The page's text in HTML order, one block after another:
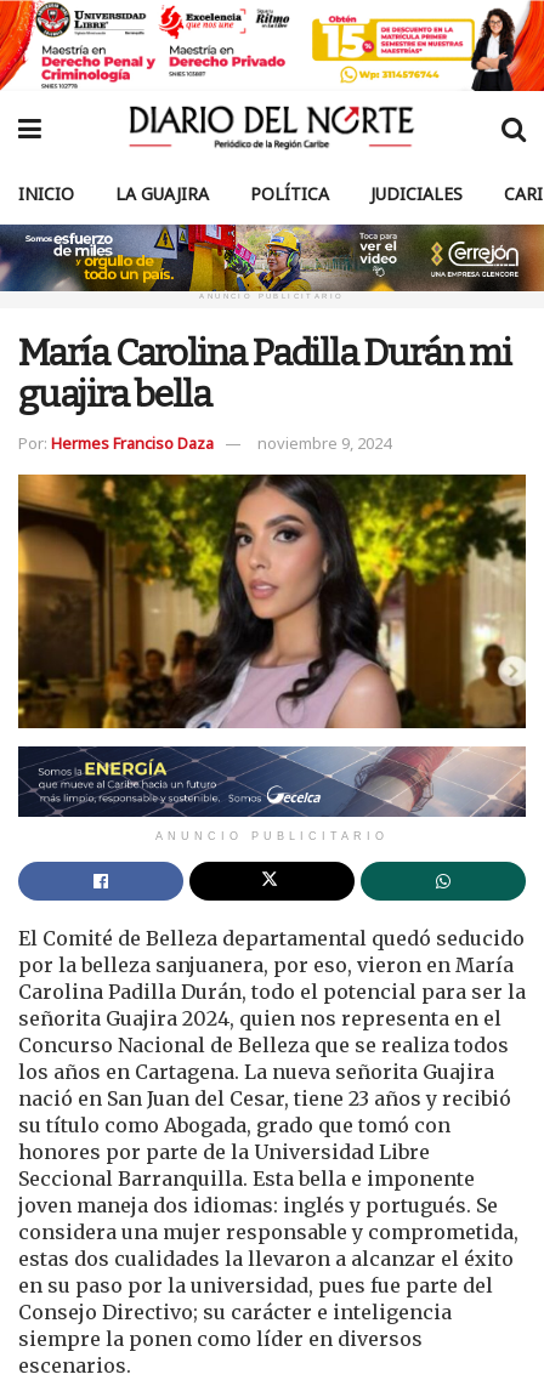
INICIO LA GUAJIRA POLÍTICA JUDICIALES
ANUNCIO PUBLICITARIO
María Carolina Padilla Durán mi
guajira bella
Por: Hermes Franciso Daza noviembre 9, 2024
ANUNCIO PUBLICITARIO
El Comité de Belleza departamental quedó seducido
por la belleza sanjuanera, por eso, vieron en María
Carolina Padilla Durán, todo el potencial para ser la
señorita Guajira 2024, quien nos representa en el
Concurso Nacional de Belleza que se realiza todos
los años en Cartagena. La nueva señorita Guajira
nació en San Juan del Cesar, tiene 23 años y recibió
su título como Abogada, grado que tomó con
honores por parte de la Universidad Libre
Seccional Barranquilla. Esta bella e imponente
joven maneja dos idiomas: inglés y portugués. Se
considera una mujer responsable y comprometida,
estas dos cualidades la llevaron a alcanzar el éxito
en su paso por la universidad, pues fue parte del
Consejo Directivo; su carácter e inteligencia
siempre la ponen como líder en diversos
escenarios.